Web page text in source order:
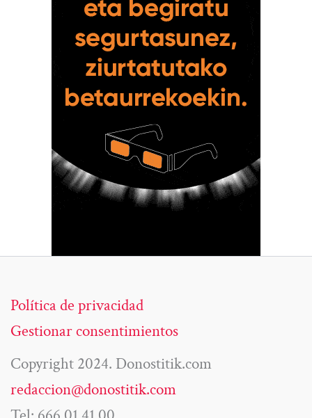
Política de privacidad
Gestionar consentimientos
Copyright 2024. Donostitik.com
redaccion@donostitik.com